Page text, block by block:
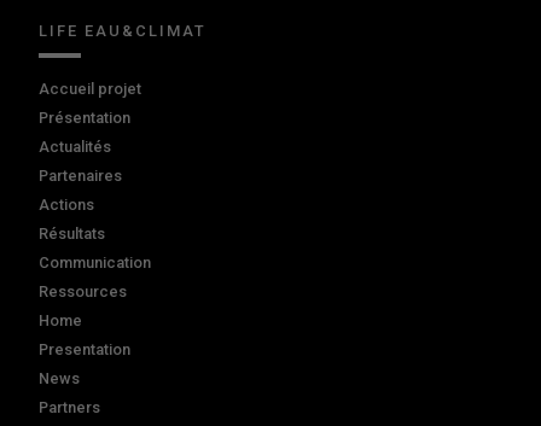
LIFE EAU&CLIMAT
Accueil projet
Présentation
Actualités
Partenaires
Actions
Résultats
Communication
Ressources
Home
Presentation
News
Partners